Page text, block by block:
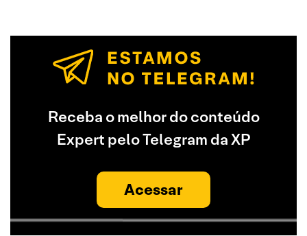
Receba o melhor do conteúdo
Expert pelo Telegram da XP
Acessar